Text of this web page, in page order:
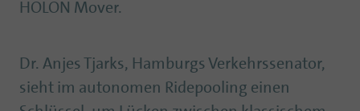
HOLON Mover.
Dr. Anjes Tjarks, Hamburgs Verkehrssenator,
sieht im autonomen Ridepooling einen